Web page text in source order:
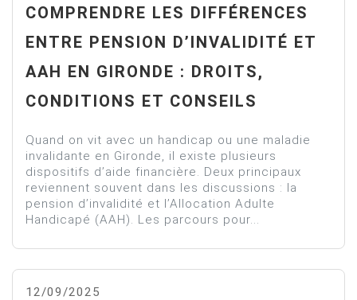
COMPRENDRE LES DIFFÉRENCES
ENTRE PENSION D’INVALIDITÉ ET
AAH EN GIRONDE : DROITS,
CONDITIONS ET CONSEILS
Quand on vit avec un handicap ou une maladie
invalidante en Gironde, il existe plusieurs
dispositifs d’aide financière. Deux principaux
reviennent souvent dans les discussions : la
pension d’invalidité et l’Allocation Adulte
Handicapé (AAH). Les parcours pour...
12/09/2025